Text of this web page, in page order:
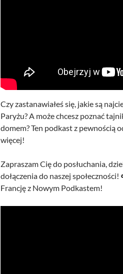
Czy zastanawiałeś się, jakie są
Paryżu? A może chcesz poznać
domem? Ten podkast z pewnością
więcej!
Zapraszam Cię do posłuchania,
dołączenia do naszej
Francję z Nowym Podkastem!